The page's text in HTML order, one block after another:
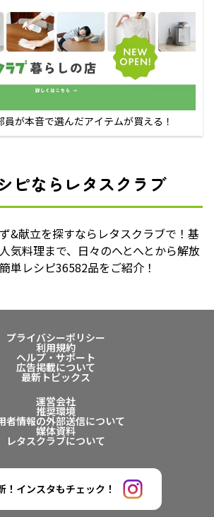
員が本音で選んだアイテムが買える！
ピならレタスクラブ
&献立を探すならレタスクラブで！基
気料理まで、日々のへとへとから解放
単レシピ36582品をご紹介！
プライバシーポリシー
利用規約
ヘルプ・サポート
広告掲載について
最新トピックス
運営会社
推奨環境
者情報の外部送信について
媒体資料
レタスクラブについて
！インスタもチェック！